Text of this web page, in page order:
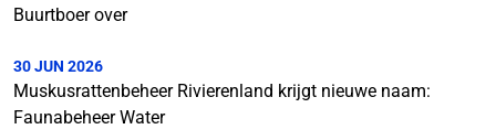
Buurtboer over
30 JUN 2026
Muskusrattenbeheer Rivierenland krijgt nieuwe naam:
Faunabeheer Water